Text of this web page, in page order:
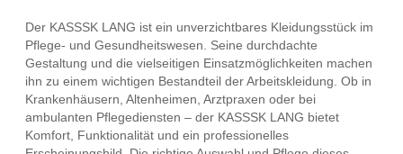
Der KASSSK LANG ist ein unverzichtbares Kleidungsstück im
Pflege- und Gesundheitswesen. Seine durchdachte
Gestaltung und die vielseitigen Einsatzmöglichkeiten machen
ihn zu einem wichtigen Bestandteil der Arbeitskleidung. Ob in
Krankenhäusern, Altenheimen, Arztpraxen oder bei
ambulanten Pflegediensten – der KASSSK LANG bietet
Komfort, Funktionalität und ein professionelles